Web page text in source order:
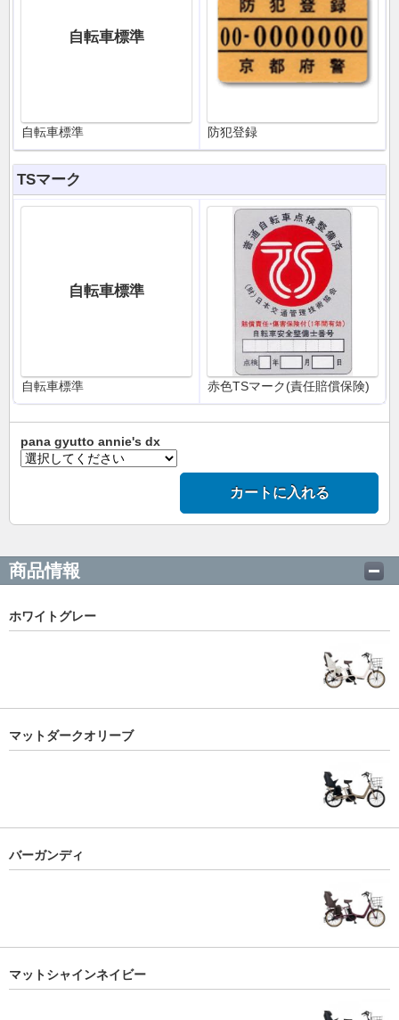
自転車標準
自転車標準 防犯登録
TSマーク
自転車標準
自転車標準 赤色TSマーク(責任賠償保険)
pana gyutto annie's dx
カートに入れる
商品情報
ホワイトグレー
マットダークオリーブ
バーガンディ
マットシャインネイビー